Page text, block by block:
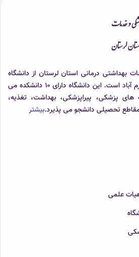
بهداشتی درمانی استان لرستان از دانشگاه
های معتبر دولتی در شهر خرم آباد است. این دانشگاه دارای 10 دانشکده می
پزشکی، پیراپزشکی، بهداشت، تغذیه،
تحصیلی دانشجو می پذیرد.بیشتر
علمی